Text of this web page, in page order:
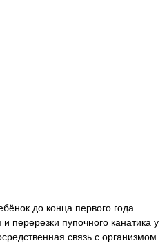
до конца первого года
перерезки пупочного канатика у
связь с организмом